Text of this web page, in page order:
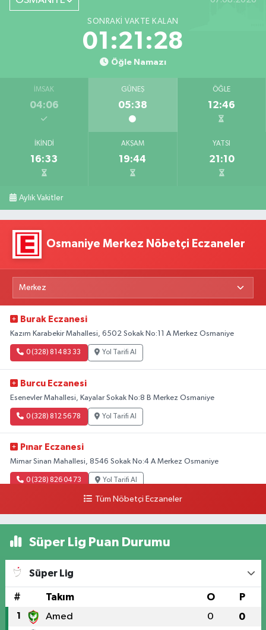
SONRAKI VAKTE KALAN
01:21:27
Öğle Namazı
İMSAK
04:06
GÜNEŞ
05:38
ÖĞLE
12:46
İKINDI
16:33
AKŞAM
19:44
YATSI
21:10
Aylık Vakitler
Osmaniye Merkez Nöbetçi Eczaneler
Burak Eczanesi
Kazım Karabekir Mahallesi, 6502 Sokak No:11 A Merkez Osmaniye
0 (328) 814 83 33 Yol Tarifi Al
Burcu Eczanesi
Esenevler Mahallesi, Kayalar Sokak No:8 B Merkez Osmaniye
0 (328) 812 56 78 Yol Tarifi Al
Pınar Eczanesi
Mimar Sinan Mahallesi, 8546 Sokak No:4 A Merkez Osmaniye
0 (328) 826 04 73 Yol Tarifi Al
Tüm Nöbetçi Eczaneler
Süper Lig Puan Durumu
Süper Lig
# Takım O P
1 Amed 0 0